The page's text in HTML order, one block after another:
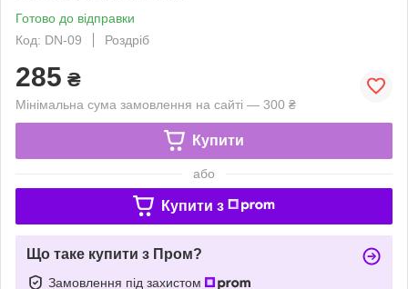
Готово до відправки
Код: DN-09
Роздріб
285 ₴
Мінімальна сума замовлення на сайті — 300 ₴
Купити
або
Купити з
Що таке купити з Пром?
Замовлення під захистом